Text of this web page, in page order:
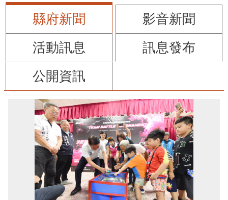
縣府新聞
影音新聞
活動訊息
訊息發布
公開資訊